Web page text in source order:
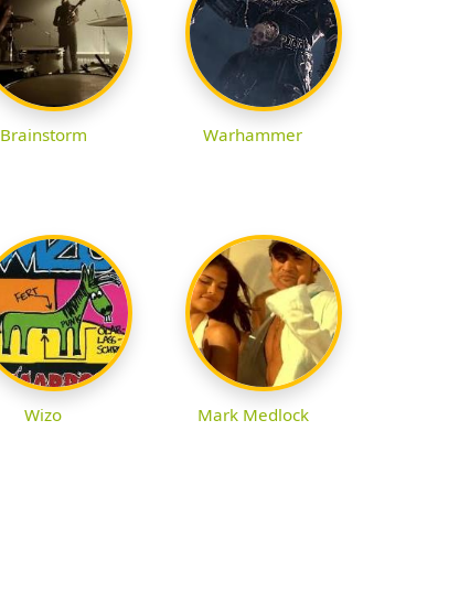
Brainstorm Warhammer
Wizo Mark Medlock